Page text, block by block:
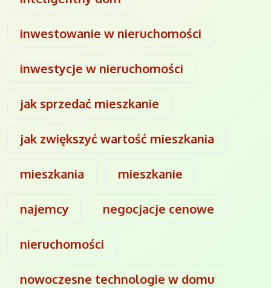
inwestowanie w nieruchomości
inwestycje w nieruchomości
jak sprzedać mieszkanie
jak zwiększyć wartość mieszkania
mieszkania mieszkanie
najemcy negocjacje cenowe
nieruchomości
nowoczesne technologie w domu